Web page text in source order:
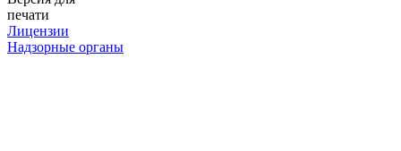
печати
Лицензии
Надзорные органы